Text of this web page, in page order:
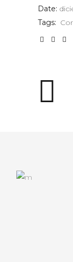
Date:
Tags: